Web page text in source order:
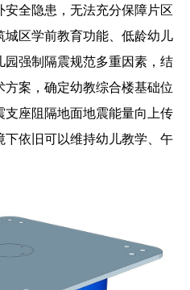
全隐患，无法充分保障片区
区学前教育功能、低龄幼儿
强制隔震规范多重因素，结
案，确定幼教综合楼基础位
座阻隔地面地震能量向上传
依旧可以维持幼儿教学、午